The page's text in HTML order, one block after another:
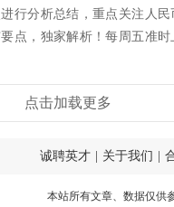
行分析总结，重点关注人
点，独家解析！每周五准
点击加载更多
诚聘英才 关于我们
本站所有文章、数据仅供